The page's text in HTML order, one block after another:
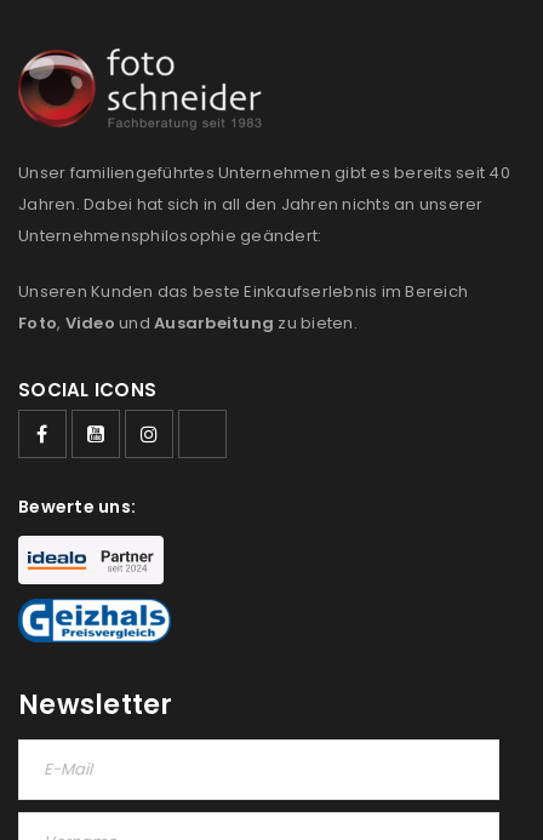
Benutzername oder E-Mail-Adresse
Unser familiengeführtes Unternehmen gibt es bereits seit 40
Jahren. Dabei hat sich in all den Jahren nichts an unserer
Unternehmensphilosophie geändert:
Unseren Kunden das beste Einkaufserlebnis im Bereich
Foto, Video und Ausarbeitung zu bieten.
SOCIAL ICONS
Bewerte uns:
Newsletter